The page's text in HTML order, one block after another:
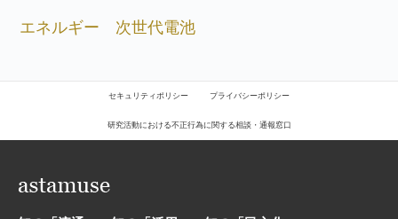
エネルギー 次世代電池
セキュリティポリシー プライバシーポリシー
研究活動における不正行為に関する相談・通報窓口